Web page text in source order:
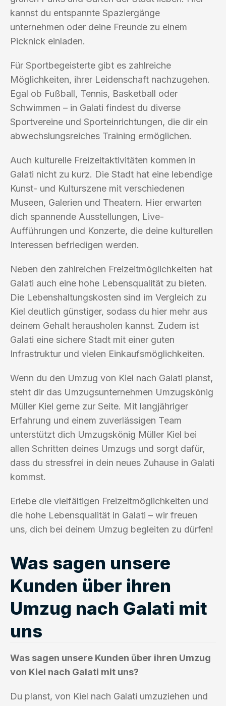
kannst du entspannte Spaziergänge
unternehmen oder deine Freunde zu einem
Picknick einladen.
Für Sportbegeisterte gibt es zahlreiche
Möglichkeiten, ihrer Leidenschaft nachzugehen.
Egal ob Fußball, Tennis, Basketball oder
Schwimmen – in Galati findest du diverse
Sportvereine und Sporteinrichtungen, die dir ein
abwechslungsreiches Training ermöglichen.
Auch kulturelle Freizeitaktivitäten kommen in
Galati nicht zu kurz. Die Stadt hat eine lebendige
Kunst- und Kulturszene mit verschiedenen
Museen, Galerien und Theatern. Hier erwarten
dich spannende Ausstellungen, Live-
Aufführungen und Konzerte, die deine kulturellen
Interessen befriedigen werden.
Neben den zahlreichen Freizeitmöglichkeiten hat
Galati auch eine hohe Lebensqualität zu bieten.
Die Lebenshaltungskosten sind im Vergleich zu
Kiel deutlich günstiger, sodass du hier mehr aus
deinem Gehalt herausholen kannst. Zudem ist
Galati eine sichere Stadt mit einer guten
Infrastruktur und vielen Einkaufsmöglichkeiten.
Wenn du den Umzug von Kiel nach Galati planst,
steht dir das Umzugsunternehmen Umzugskönig
Müller Kiel gerne zur Seite. Mit langjähriger
Erfahrung und einem zuverlässigen Team
unterstützt dich Umzugskönig Müller Kiel bei
allen Schritten deines Umzugs und sorgt dafür,
dass du stressfrei in dein neues Zuhause in Galati
kommst.
Erlebe die vielfältigen Freizeitmöglichkeiten und
die hohe Lebensqualität in Galati – wir freuen
uns, dich bei deinem Umzug begleiten zu dürfen!
Was sagen unsere
Kunden über ihren
Umzug nach Galati mit
uns
Was sagen unsere Kunden über ihren Umzug
von Kiel nach Galati mit uns?
Du planst, von Kiel nach Galati umzuziehen und